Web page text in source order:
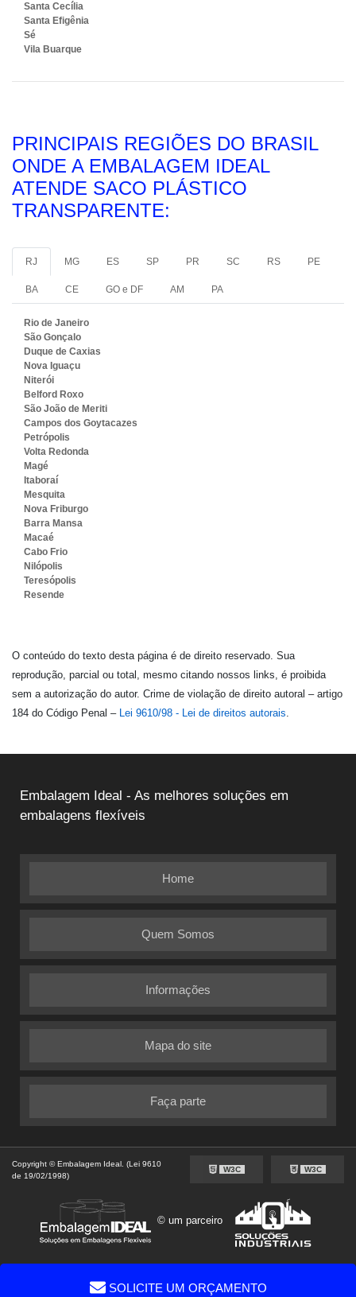
SOLICITE UM ORÇAMENTO
Santa Cecília
Santa Efigênia
Sé
Vila Buarque
PRINCIPAIS REGIÕES DO BRASIL
ONDE A EMBALAGEM IDEAL
ATENDE SACO PLÁSTICO
TRANSPARENTE:
RJ MG ES SP PR SC RS PE
BA CE GO e DF AM PA
Rio de Janeiro
São Gonçalo
Duque de Caxias
Nova Iguaçu
Niterói
Belford Roxo
São João de Meriti
Campos dos Goytacazes
Petrópolis
Volta Redonda
Magé
Itaboraí
Mesquita
Nova Friburgo
Barra Mansa
Macaé
Cabo Frio
Nilópolis
Teresópolis
Resende
O conteúdo do texto desta página é de direito reservado. Sua
reprodução, parcial ou total, mesmo citando nossos links, é proibida
sem a autorização do autor. Crime de violação de direito autoral – artigo
184 do Código Penal – Lei 9610/98 - Lei de direitos autorais.
Embalagem Ideal - As melhores soluções em
embalagens flexíveis
Home
Quem Somos
Informações
Mapa do site
Faça parte
Copyright © Embalagem Ideal. (Lei 9610
de 19/02/1998)
W3C W3C
© um parceiro